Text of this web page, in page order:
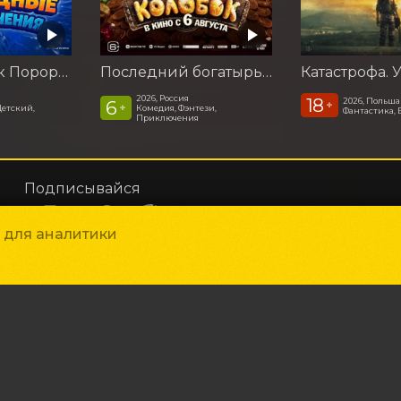
Пингвинёнок Пороро: Подводные приключения Последний богатырь. Колобок
6 +
2026, Россия
Комедия, Фэнтези,
Приключения
18 +
2026, Польша
Фантастика,
аналитики
Подписывайся